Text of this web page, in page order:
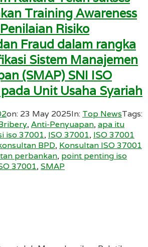
Training Awareness
Risiko
Fraud dalam rangka
Sistem Manajemen
(SMAP) SNI ISO
Unit Usaha Syariah
on: 23 May 2025In: Top NewsTags:
,Anti-Penyuapan,apa itu
iso 37001, ISO 37001, ISO 37001
BPD, Konsultan ISO 37001
perbankan, point penting iso
37001,SMAP